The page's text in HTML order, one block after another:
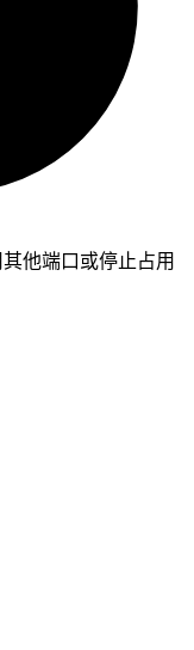
他端口或停止占用